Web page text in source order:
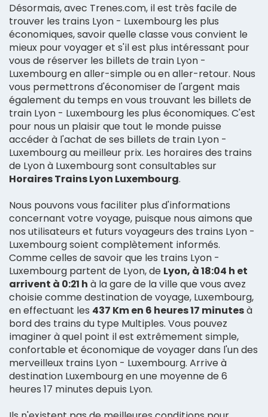
Désormais, avec Trenes.com, il est très facile de
trouver les trains Lyon - Luxembourg les plus
économiques, savoir quelle classe vous convient le
mieux pour voyager et s'il est plus intéressant pour
vous de réserver les billets de train Lyon -
Luxembourg en aller-simple ou en aller-retour. Nous
vous permettrons d'économiser de l'argent mais
également du temps en vous trouvant les billets de
train Lyon - Luxembourg les plus économiques. C'est
pour nous un plaisir que tout le monde puisse
accéder à l'achat de ses billets de train Lyon -
Luxembourg au meilleur prix. Les horaires des trains
de Lyon à Luxembourg sont consultables sur
Horaires Trains Lyon Luxembourg.
Nous pouvons vous faciliter plus d'informations
concernant votre voyage, puisque nous aimons que
nos utilisateurs et futurs voyageurs des trains Lyon -
Luxembourg soient complètement informés.
Comme celles de savoir que les trains Lyon -
Luxembourg partent de Lyon, de Lyon, à 18:04 h et
arrivent à 0:21 h à la gare de la ville que vous avez
choisie comme destination de voyage, Luxembourg,
en effectuant les 437 Km en 6 heures 17 minutesà
bord des trains du type Multiples. Vous pouvez
imaginer à quel point il est extrêmement simple,
confortable et économique de voyager dans l'un des
merveilleux trains Lyon - Luxembourg. Arrive à
destination Luxembourg en une moyenne de 6
heures 17 minutes depuis Lyon.